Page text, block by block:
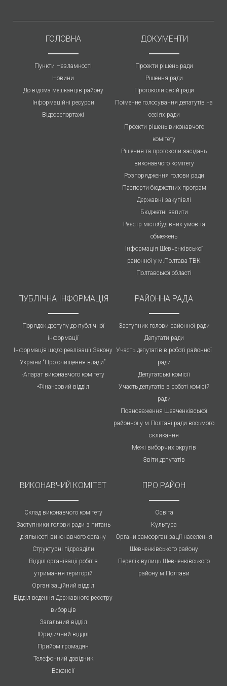
ГОЛОВНА
Пункти Незламності
Новини
До відома мешканців району
Інформаційні ресурси
Відеорепортажі
ДОКУМЕНТИ
Проекти рішень ради
Рішення ради
Протоколи cесій ради
Поіменне голосування депатутів на
сесіях ради
Проекти рішень виконавчого
комітету
Рішення та протоколи засідань
виконавчого комітету
Розпорядження голови ради
Паспорти бюджетних програм
Державні закупівлі
Бюджетні запити
Реєстр містобудівних умов та
обмежень
Інформація Шевченківської
районної у м.Полтава ТВК
Полтавської області
ПУБЛIЧНА IНФОРМАЦІЯ
Порядок доступу до публічної
інформації
Інформація щодо реалізації Закону
України “Про очищення влади”:
-Апарат виконавчого комітету
-Фінансовий відділ
РАЙОННА РАДА
Заступник голови районної ради
Депутати ради
Участь депутатів в роботі районної
ради
Депутатські комісії
Участь депутатів в роботі комісій
ради
Повноваження Шевченківської
районної у м.Полтаві ради восьмого
скликання
Межі виборчих округів
Звіти депутатів
ВИКОНАВЧИЙ КОМІТЕТ
Склад виконавчого комітету
Заступники голови ради з питань
діяльності виконавчого органу
Структурні підрозділи
Відділ організації робіт з
утримання територій
Організаційний відділ
Відділ ведення Державного реєстру
виборців
Загальний відділ
Юридичний відділ
Прийом громадян
Телефонний довідник
Вакансії
ПРО РАЙОН
Освіта
Культура
Органи самоорганізації населення
Шевченківського району
Перелік вулиць Шевченківського
району м.Полтави